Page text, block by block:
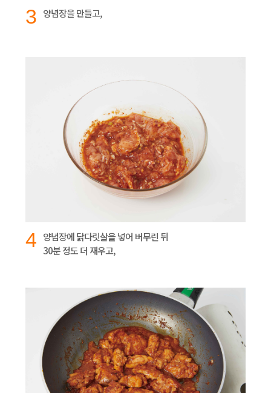
3 양념장을 만들고,
4 양념장에 닭다릿살을 넣어 버무린 뒤
30분 정도 더 재우고,